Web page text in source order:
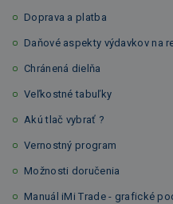
Doprava a platba
Daňové aspekty výdavkov na
Chránená dielňa
Veľkostné tabuľky
Akú tlač vybrať ?
Vernostný program
Možnosti doručenia
Manuál iMi Trade - grafické